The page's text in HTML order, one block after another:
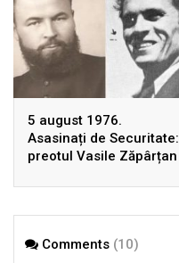
5 august 1976.
Asasinați de Securitate:
preotul Vasile Zăpârțan
uciși, în Germania, prin
Comments (10)